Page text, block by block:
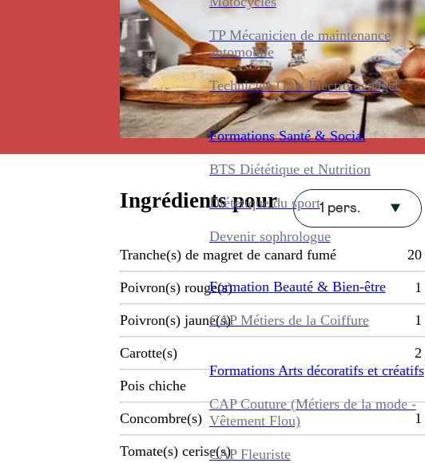
TP Mécanicien de maintenance
automobile
Technicien Gros Électroménager
Formations Santé & Social
BTS Diététique et Nutrition
Diététique du sport
Devenir sophrologue
Formation Beauté & Bien-être
CAP Métiers de la Coiffure
Formations Arts décoratifs et créatifs
CAP Couture (Métiers de la mode -
Vêtement Flou)
CAP Fleuriste
Ingrédients pour 1 pers.
Tranche(s) de magret de canard fumé 20
Poivron(s) rouge(s) 1
Poivron(s) jaune(s) 1
Carotte(s) 2
Pois chiche
Concombre(s) 1
Tomate(s) cerise(s)